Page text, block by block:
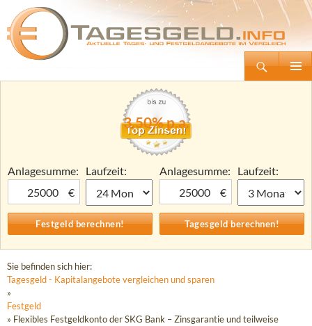
Tagesgeld.info – Tagesgeldkonten vergleichen und Tagesgeld-Zinsen berechnen
Zum
3,50% p.a.
Anlagesumme:
€
Laufzeit:
Anlagesumme:
€
Laufzeit:
Sie befinden sich hier:
Tagesgeld - Kapitalangebote vergleichen und sparen
»
Festgeld
» Flexibles Festgeldkonto der SKG Bank – Zinsgarantie und teilweise